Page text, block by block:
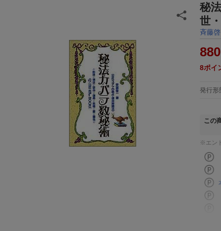
秘
世
斉藤
880
8ポイ
発行形
この
※エン